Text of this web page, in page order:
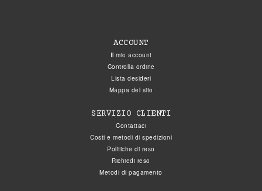
ACCOUNT
Il mio account
Controlla ordine
Lista desideri
Mappa del sito
SERVIZIO CLIENTI
Contattaci
Costi e metodi di spedizioni
Politiche di reso
Richiedi reso
Metodi di pagamento